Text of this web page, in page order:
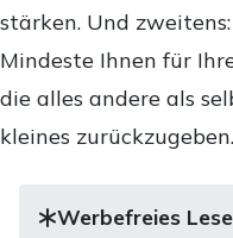
stärken. Und
Mindeste Ihnen für
die alles andere als
kleines zurückzugeben.
Werbefreies